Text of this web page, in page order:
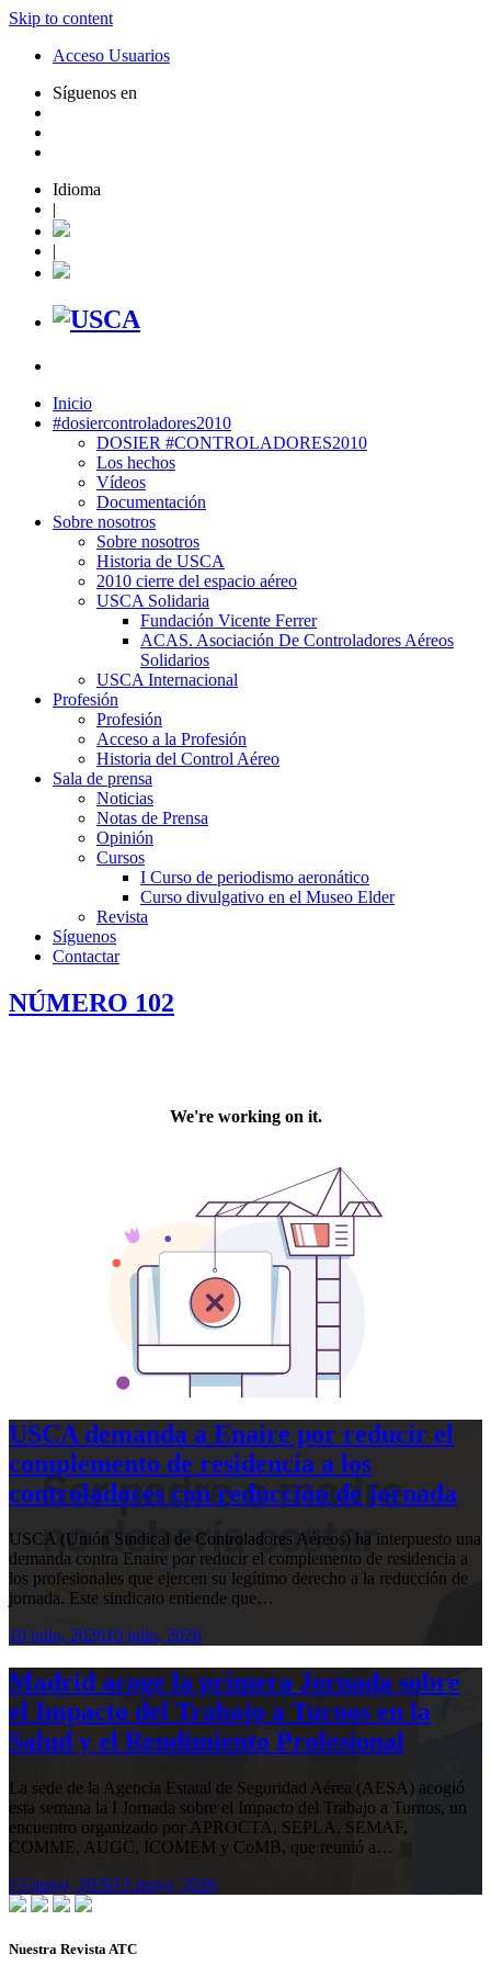
Skip to content
Acceso Usuarios
Síguenos en
Idioma
|
|
Inicio
#dosiercontroladores2010
DOSIER #CONTROLADORES2010
Los hechos
Vídeos
Documentación
Sobre nosotros
Sobre nosotros
Historia de USCA
2010 cierre del espacio aéreo
USCA Solidaria
Fundación Vicente Ferrer
ACAS. Asociación De Controladores Aéreos
Solidarios
USCA Internacional
Profesión
Profesión
Acceso a la Profesión
Historia del Control Aéreo
Sala de prensa
Noticias
Notas de Prensa
Opinión
Cursos
I Curso de periodismo aeronático
Curso divulgativo en el Museo Elder
Revista
Síguenos
Contactar
NÚMERO 102
USCA demanda a Enaire por reducir el
complemento de residencia a los
controladores con reducción de jornada
USCA (Unión Sindical de Controladores Aéreos) ha interpuesto una
demanda contra Enaire por reducir el complemento de residencia a
los profesionales que ejercen su legítimo derecho a la reducción de
jornada. Este sindicato entiende que…
10 julio, 202610 julio, 2026
Madrid acoge la primera Jornada sobre
el Impacto del Trabajo a Turnos en la
Salud y el Rendimiento Profesional
La sede de la Agencia Estatal de Seguridad Aérea (AESA) acogió
esta semana la I Jornada sobre el Impacto del Trabajo a Turnos, un
encuentro organizado por APROCTA, SEPLA, SEMAF,
COMME, AUGC, ICOMEM y CoMB, que reunió a…
13 mayo, 202613 mayo, 2026
Nuestra Revista ATC